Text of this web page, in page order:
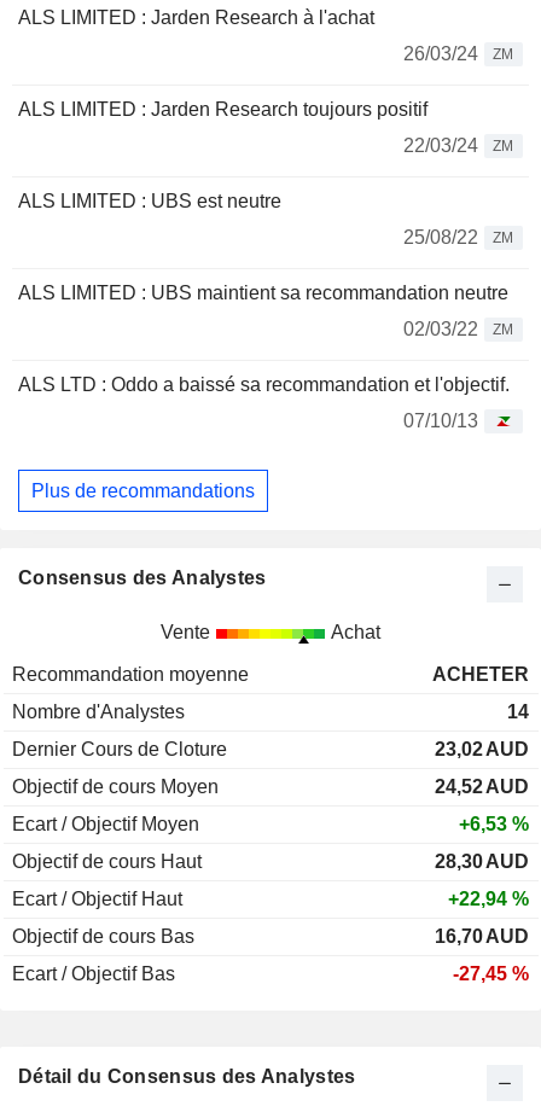
ALS LIMITED : Jarden Research à l'achat
26/03/24
ZM
ALS LIMITED : Jarden Research toujours positif
22/03/24
ZM
ALS LIMITED : UBS est neutre
25/08/22
ZM
ALS LIMITED : UBS maintient sa recommandation neutre
02/03/22
ZM
ALS LTD : Oddo a baissé sa recommandation et l'objectif.
07/10/13
Plus de recommandations
Consensus des Analystes
Vente Achat
Recommandation moyenne
ACHETER
Nombre d'Analystes
14
Dernier Cours de Cloture
23,02AUD
Objectif de cours Moyen
24,52AUD
Ecart / Objectif Moyen
+6,53 %
Objectif de cours Haut
28,30AUD
Ecart / Objectif Haut
+22,94 %
Objectif de cours Bas
16,70AUD
Ecart / Objectif Bas
-27,45 %
Détail du Consensus des Analystes